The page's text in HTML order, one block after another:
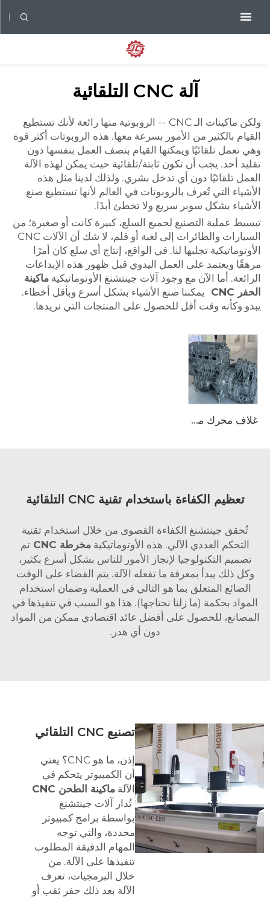
آلة CNC التلقائية
ولكن ماكينات الـ CNC -- الروبوتية منها رائعة لأنك تستطيع
القيام بالكثير من الأمور بسرعة معها. هذه الروبوتات أكثر قوة
وهي تعمل تلقائيًا ويمكنها القيام بنصف العمل بنفسها دون
تقليد أحد. يجب أن تكون ثابتة/تلقائية حيث يمكن لهذه الآلة
العمل تلقائيًا دون أي تدخل بشري. ولذلك لدينا مثل هذه
الأشياء التي تُعرف بالروبوتات في العالم لأنها تستطيع صنع
الأشياء بشكل سوبر سريع ولا تخطئ أبدًا.
تبسيط عملية التصنيع لجميع السلع، كبيرة كانت أو صغيرة؛ من
السيارات والطائرات إلى لعبة أو قلم، لا شك أن الآلات CNC
الأوتوماتيكية تجلبها لنا. في الواقع، إنتاج أي سلع كان أمرًا
مرهقًا ويعتمد على العمل اليدوي قبل ظهور هذه الإبداعات
الرائعة. أما الآن مع وجود آلات جينتشنغ الأوتوماتيكية ماكينة
الحفر CNC
يمكننا صنع الأشياء بشكل أسرع وبأقل أخطاء.
يبدو وكأنه وقت أقل للحصول على المنتجات التي نريدها.
غلاف محرك مجمع من السبائك الألومنيوم ذو الجودة العالية OEM مناسب للموردين الكبار للمشتريات
تعظيم الكفاءة باستخدام تقنية CNC التلقائية
تُحقق جينتشنغ الكفاءة القصوى من خلال استخدام تقنية
التحكم العددي الآلي. هذه الأوتوماتيكية مخرطة CNC
تم
تصميم التكنولوجيا لإنجاز الأمور للناس بشكل أسرع بكثير،
وكل ذلك يبدأ بمعرفة ما تفعله الآلة. يتم القضاء على الوقت
الضائع المتعلق بما هو التالي في العملية وضمان استخدام
المواد بحكمة (ما زلنا نحتاجها). هذا هو السبب في تنفيذها في
المصانع، للحصول على أفضل عائد اقتصادي ممكن من المواد
دون أي هدر.
تصنيع CNC التلقائي
إذن، ما هو CNC؟ يعني
أن الكمبيوتر يتحكم في
الآلة ماكينة الطحن CNC
تُدار آلات جينتشنغ
بواسطة برامج كمبيوتر
محددة، والتي توجه
المهام الدقيقة المطلوب
تنفيذها على الآلة. من
خلال البرمجيات، تعرف
الآلة بعد ذلك حفر ثقب أو